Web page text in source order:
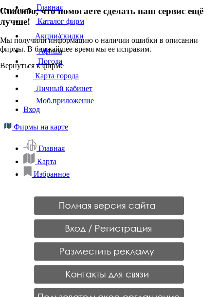
Отменить
Спасибо, что помогаете сделать наш сервис ещё
лучше!
Мы получили информацию о наличии ошибки в описании
фирмы. В ближайшее время мы ее исправим.
Вернуться к фирме
Главная
Каталог фирм
Акции/скидки
Афиша
Погода
Карта города
Личный кабинет
Моб.приложение
Вход
Фирмы на карте
Главная
Карта
Избранное